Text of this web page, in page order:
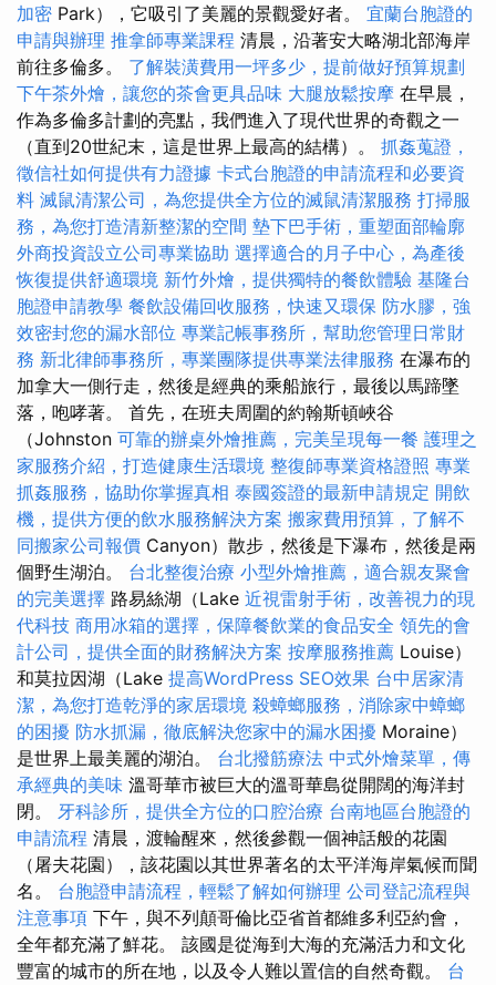
加密 Park），它吸引了美麗的景觀愛好者。 宜蘭台胞證的
申請與辦理 推拿師專業課程 清晨，沿著安大略湖北部海岸
前往多倫多。 了解裝潢費用一坪多少，提前做好預算規劃
下午茶外燴，讓您的茶會更具品味 大腿放鬆按摩 在早晨，
作為多倫多計劃的亮點，我們進入了現代世界的奇觀之一
（直到20世紀末，這是世界上最高的結構）。 抓姦蒐證，
徵信社如何提供有力證據 卡式台胞證的申請流程和必要資
料 滅鼠清潔公司，為您提供全方位的滅鼠清潔服務 打掃服
務，為您打造清新整潔的空間 墊下巴手術，重塑面部輪廓
外商投資設立公司專業協助 選擇適合的月子中心，為產後
恢復提供舒適環境 新竹外燴，提供獨特的餐飲體驗 基隆台
胞證申請教學 餐飲設備回收服務，快速又環保 防水膠，強
效密封您的漏水部位 專業記帳事務所，幫助您管理日常財
務 新北律師事務所，專業團隊提供專業法律服務 在瀑布的
加拿大一側行走，然後是經典的乘船旅行，最後以馬蹄墜
落，咆哮著。 首先，在班夫周圍的約翰斯頓峽谷
（Johnston 可靠的辦桌外燴推薦，完美呈現每一餐 護理之
家服務介紹，打造健康生活環境 整復師專業資格證照 專業
抓姦服務，協助你掌握真相 泰國簽證的最新申請規定 開飲
機，提供方便的飲水服務解決方案 搬家費用預算，了解不
同搬家公司報價 Canyon）散步，然後是下瀑布，然後是兩
個野生湖泊。 台北整復治療 小型外燴推薦，適合親友聚會
的完美選擇 路易絲湖（Lake 近視雷射手術，改善視力的現
代科技 商用冰箱的選擇，保障餐飲業的食品安全 領先的會
計公司，提供全面的財務解決方案 按摩服務推薦 Louise）
和莫拉因湖（Lake 提高WordPress SEO效果 台中居家清
潔，為您打造乾淨的家居環境 殺蟑螂服務，消除家中蟑螂
的困擾 防水抓漏，徹底解決您家中的漏水困擾 Moraine）
是世界上最美麗的湖泊。 台北撥筋療法 中式外燴菜單，傳
承經典的美味 溫哥華市被巨大的溫哥華島從開闊的海洋封
閉。 牙科診所，提供全方位的口腔治療 台南地區台胞證的
申請流程 清晨，渡輪醒來，然後參觀一個神話般的花園
（屠夫花園），該花園以其世界著名的太平洋海岸氣候而聞
名。 台胞證申請流程，輕鬆了解如何辦理 公司登記流程與
注意事項 下午，與不列顛哥倫比亞省首都維多利亞約會，
全年都充滿了鮮花。 該國是從海到大海的充滿活力和文化
豐富的城市的所在地，以及令人難以置信的自然奇觀。 台